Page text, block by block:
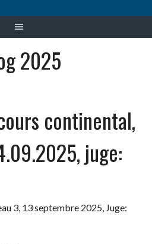
2025
continental,
juge:
3, 13 septembre 2025, Juge: